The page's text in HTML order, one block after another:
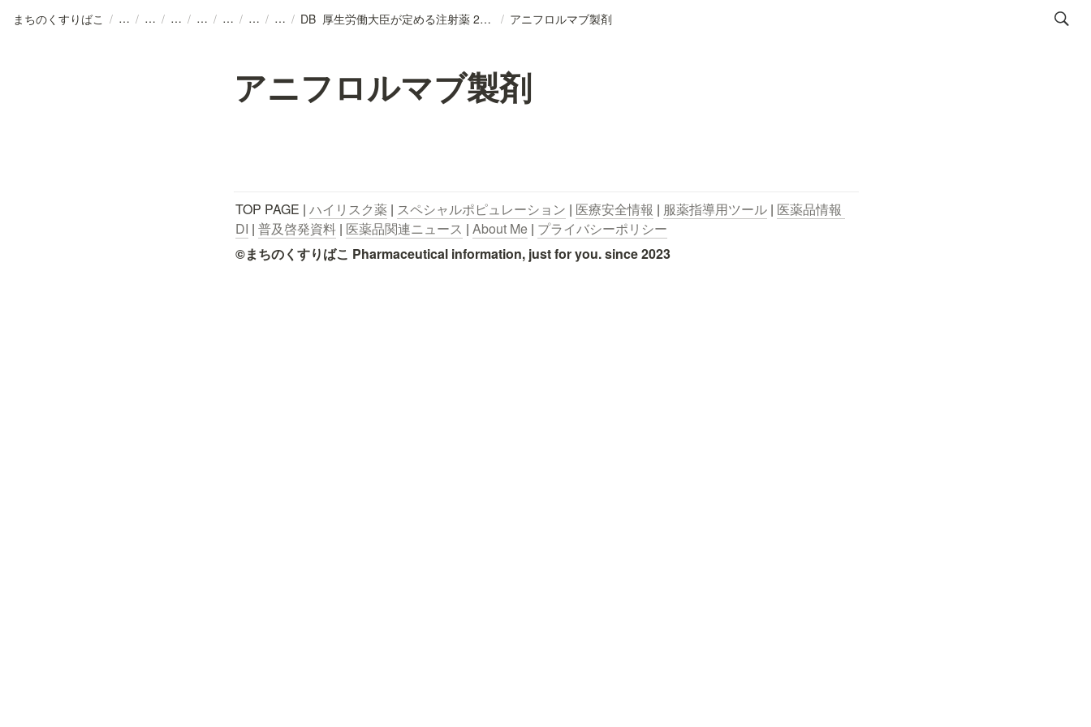
まちのくすりばこ / / / / / / / / DB_厚生労働大臣が定める注射薬 2026 / アニフロルマブ製剤
アニフロルマブ製剤
TOP PAGE | ハイリスク薬 | スペシャルポピュレーション | 医療安全情報 | 服薬指導用ツール | 医薬品情報
DI | 普及啓発資料 | 医薬品関連ニュース | About Me | プライバシーポリシー
©まちのくすりばこ Pharmaceutical information, just for you. since 2023